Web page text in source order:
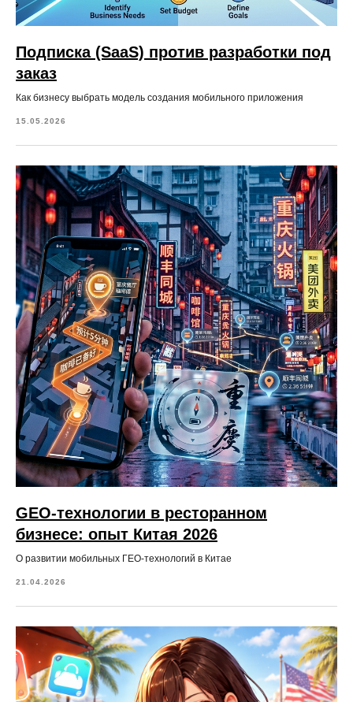
Подписка (SaaS) против разработки под
заказ
Как бизнесу выбрать модель создания мобильного приложения
15.05.2026
GEO-технологии в ресторанном
бизнесе: опыт Китая 2026
О развитии мобильных ГЕО-технологий в Китае
21.04.2026